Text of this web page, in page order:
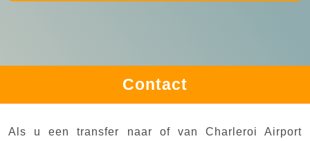
Contact
Als u een transfer naar of van Charleroi Airport